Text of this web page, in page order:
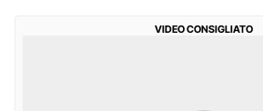
VIDEO CONSIGLIATO